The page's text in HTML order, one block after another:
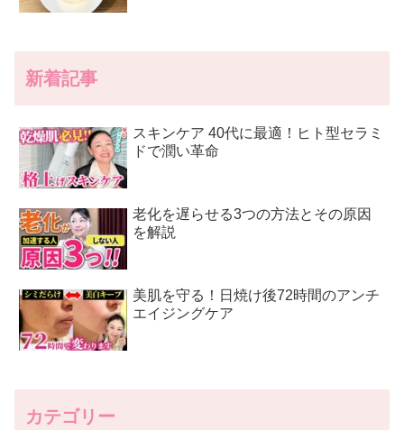
新着記事
スキンケア 40代に最適！ヒト型セラミ
ドで潤い革命
老化を遅らせる3つの方法とその原因
を解説
美肌を守る！日焼け後72時間のアンチ
エイジングケア
カテゴリー